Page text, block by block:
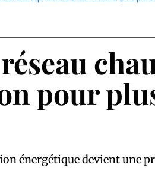
pour
énergétique devient une